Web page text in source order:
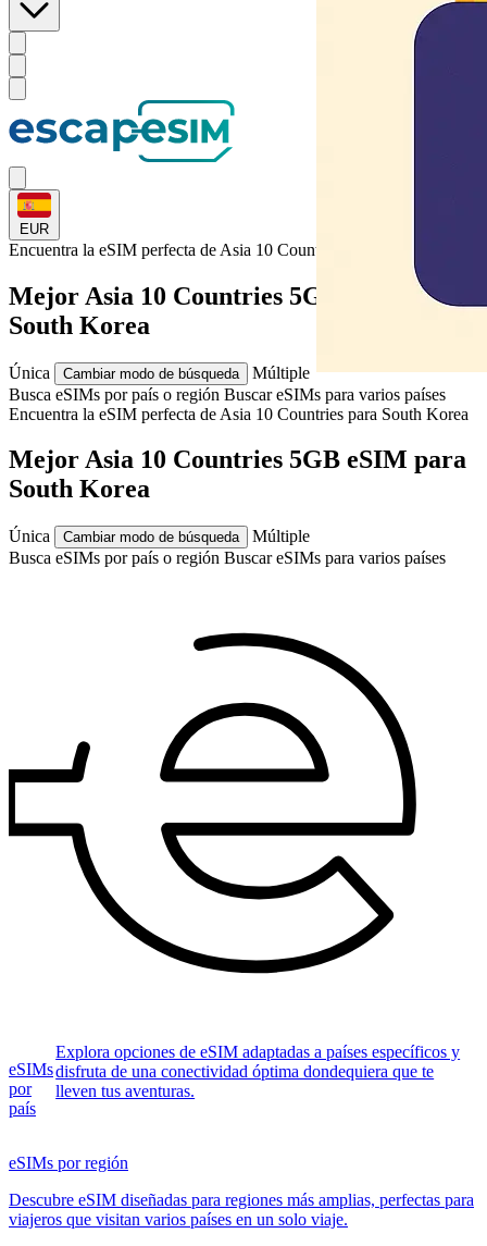
EUR
Encuentra la eSIM perfecta de Asia 10 Countries para
Mejor Asia 10 Countries 5GB eSIM para
South Korea
Única Cambiar modo de búsqueda
Múltiple
Busca eSIMs por país o región Buscar eSIMs para varios países
Encuentra la eSIM perfecta de Asia 10 Countries para South Korea
Mejor Asia 10 Countries 5GB eSIM para
South Korea
Única Cambiar modo de búsqueda
Múltiple
Busca eSIMs por país o región Buscar eSIMs para varios países
eSIMs
por
país
Explora opciones de eSIM adaptadas a países específicos y
disfruta de una conectividad óptima dondequiera que te
lleven tus aventuras.
eSIMs por región
Descubre eSIM diseñadas para regiones más amplias, perfectas para
viajeros que visitan varios países en un solo viaje.